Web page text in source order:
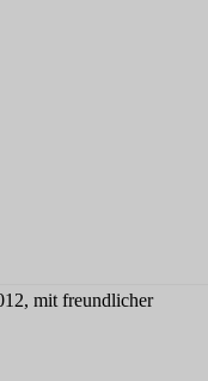
mit freundlicher